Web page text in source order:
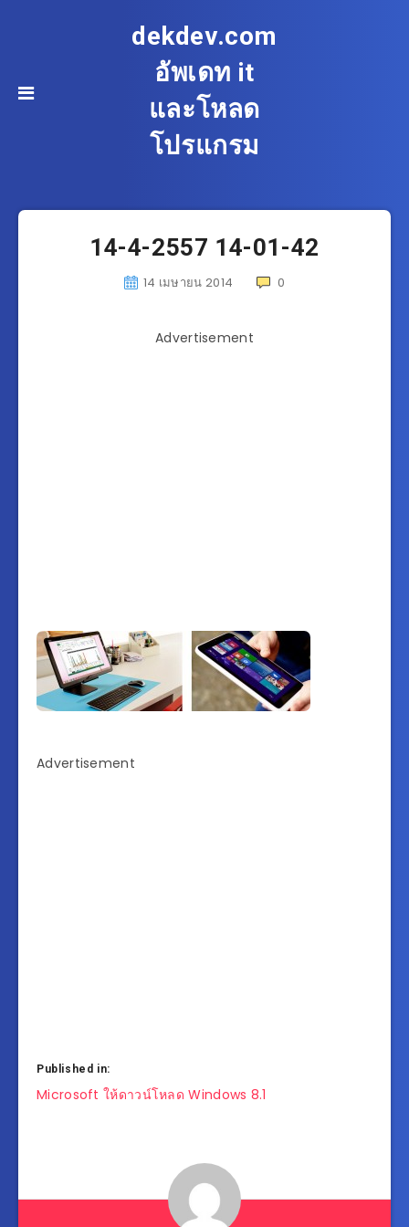
dekdev.com
อัพเดท it
และโหลด
โปรแกรม
14-4-2557 14-01-42
14 เมษายน 2014 0
Advertisement
Advertisement
Published in:
แนะแนว
Microsoft ให้ดาวน์โหลด Windows 8.1